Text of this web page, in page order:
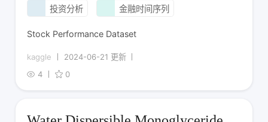
投资分析 金融时间序列
Stock Performance Dataset
kaggle
2024-06-21 更新
4
0